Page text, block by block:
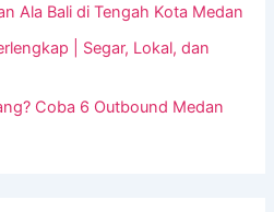
Ala Bali di Tengah Kota Medan
| Segar, Lokal, dan
Coba 6 Outbound Medan